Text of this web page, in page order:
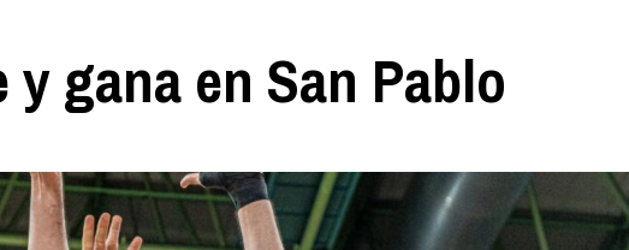
gana en San Pablo